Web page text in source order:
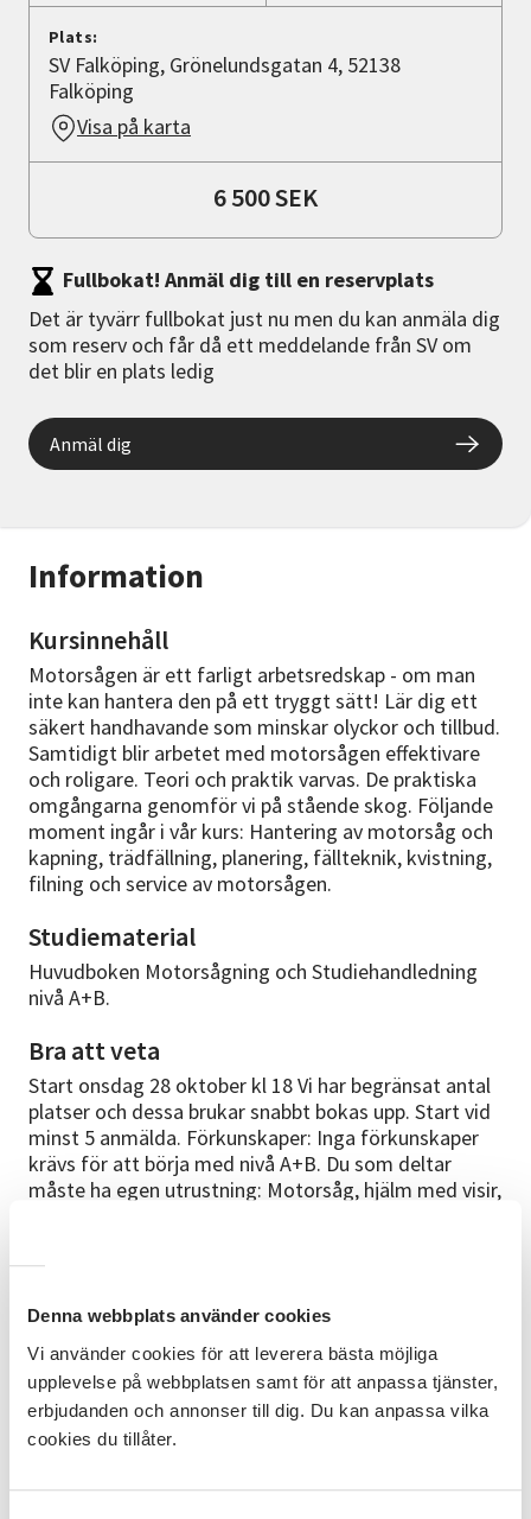
Denna webbplats använder cookies
Vi använder cookies för att leverera bästa möjliga
upplevelse på webbplatsen samt för att anpassa tjänster,
erbjudanden och annonser till dig. Du kan anpassa vilka
cookies du tillåter.
Information
Kursinnehåll
Motorsågen är ett farligt arbetsredskap - om man
inte kan hantera den på ett tryggt sätt! Lär dig ett
säkert handhavande som minskar olyckor och tillbud.
Samtidigt blir arbetet med motorsågen effektivare
och roligare. Teori och praktik varvas. De praktiska
omgångarna genomför vi på stående skog. Följande
moment ingår i vår kurs: Hantering av motorsåg och
kapning, trädfällning, planering, fällteknik, kvistning,
filning och service av motorsågen.
Studiematerial
Huvudboken Motorsågning och Studiehandledning
nivå A+B.
Bra att veta
Start onsdag 28 oktober kl 18 Vi har begränsat antal
platser och dessa brukar snabbt bokas upp. Start vid
minst 5 anmälda. Förkunskaper: Inga förkunskaper
krävs för att börja med nivå A+B. Du som deltar
måste ha egen utrustning: Motorsåg, hjälm med visir,
Första träffen: visning av en säkerhetsfilm,
studiematerial dels ut. Tillsammans bestämmer vi
också datum för resterande träffar. Detta sker i SV
Falköpingslokaler på Grönelundsgatan 4 Andra
träffen: Ett besök hos en säkerhetscertifierad butik
följs av besök av uppkörningsledare och tillslut sätts
Plats:
SV Falköping, Grönelundsgatan 4, 52138
Falköping
Visa på karta
6 500 SEK
Fullbokat! Anmäl dig till en reservplats
Det är tyvärr fullbokat just nu men du kan anmäla dig
som reserv och får då ett meddelande från SV om
det blir en plats ledig
Anmäl dig